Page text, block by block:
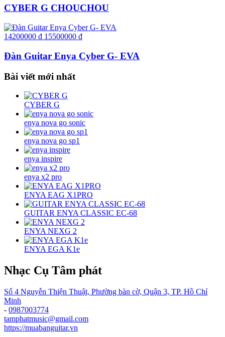
CYBER G CHOUCHOU
14200000 đ 15500000 đ
Đàn Guitar Enya Cyber G- EVA
Bài viết mới nhất
CYBER G
enya nova go sonic
enya nova go sp1
enya inspire
enya x2 pro
ENYA EAG X1PRO
GUITAR ENYA CLASSIC EC-68
ENYA NEXG 2
ENYA EGA K1e
Nhạc Cụ Tâm phát
Số 4 Nguyễn Thiện Thuật, Phường bàn cờ, Quận 3, TP. Hồ Chí
Minh
- 0987003774
tamphatmusic@gmail.com
https://muabanguitar.vn